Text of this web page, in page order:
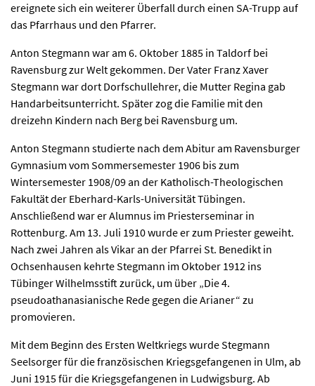
ereignete sich ein weiterer Überfall durch einen SA-Trupp auf
das Pfarrhaus und den Pfarrer.
Anton Stegmann war am 6. Oktober 1885 in Taldorf bei
Ravensburg zur Welt gekommen. Der Vater Franz Xaver
Stegmann war dort Dorfschullehrer, die Mutter Regina gab
Handarbeitsunterricht. Später zog die Familie mit den
dreizehn Kindern nach Berg bei Ravensburg um.
Anton Stegmann studierte nach dem Abitur am Ravensburger
Gymnasium vom Sommersemester 1906 bis zum
Wintersemester 1908/09 an der Katholisch-Theologischen
Fakultät der Eberhard-Karls-Universität Tübingen.
Anschließend war er Alumnus im Priesterseminar in
Rottenburg. Am 13. Juli 1910 wurde er zum Priester geweiht.
Nach zwei Jahren als Vikar an der Pfarrei St. Benedikt in
Ochsenhausen kehrte Stegmann im Oktober 1912 ins
Tübinger Wilhelmsstift zurück, um über „Die 4.
pseudoathanasianische Rede gegen die Arianer“ zu
promovieren.
Mit dem Beginn des Ersten Weltkriegs wurde Stegmann
Seelsorger für die französischen Kriegsgefangenen in Ulm, ab
Juni 1915 für die Kriegsgefangenen in Ludwigsburg. Ab